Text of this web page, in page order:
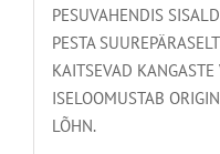
PESUVAHENDIS
PESTA
KAITSEVAD
ISELOOMUSTAB
LÕHN.